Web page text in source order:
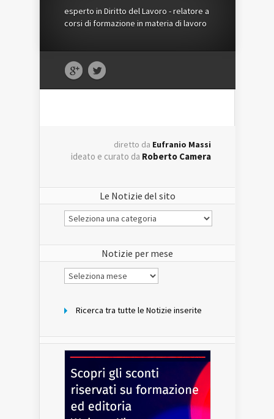
esperto in Diritto del Lavoro - relatore a
corsi di formazione in materia di lavoro
diretto da Eufranio Massi
ideato e curato da Roberto Camera
Le Notizie del sito
Le
Notizie
Notizie per mese
Notizie
per
Ricerca tra tutte le Notizie inserite